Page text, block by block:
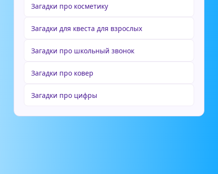
Загадки про косметику
Загадки для квеста для взрослых
Загадки про школьный звонок
Загадки про ковер
Загадки про цифры